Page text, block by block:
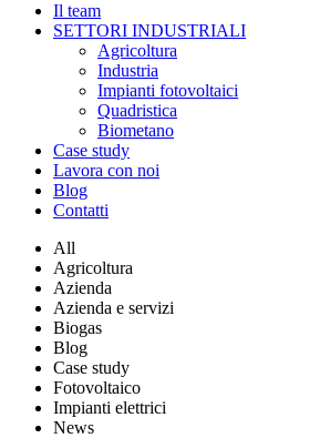
Il team
SETTORI INDUSTRIALI
Agricoltura
Industria
Impianti fotovoltaici
Quadristica
Biometano
Case study
Lavora con noi
Blog
Contatti
All
Agricoltura
Azienda
Azienda e servizi
Biogas
Blog
Case study
Fotovoltaico
Impianti elettrici
News